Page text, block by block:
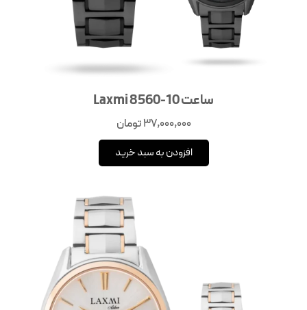
ساعت Laxmi 8560-10
37,000,000تومان
افزودن به سبد خرید